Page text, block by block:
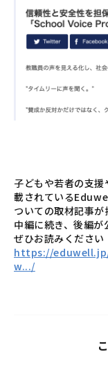
子どもや若者の支
載されている
ついての取材記事が
中編に続き、後編が
ぜひお読みください
https://
w.../